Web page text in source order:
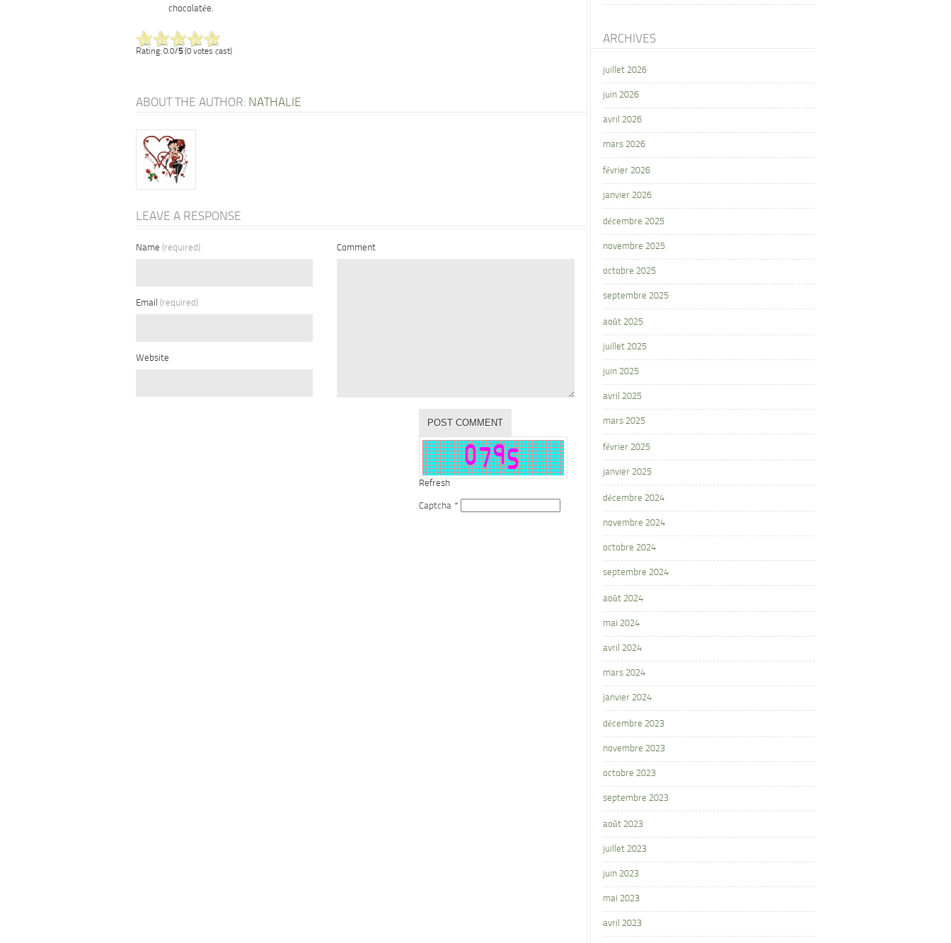
chocolatée.
Rating: 0.0/5(0 votes cast)
ABOUT THE AUTHOR: NATHALIE
LEAVE A RESPONSE
Name (required)
Email (required)
Website
Comment
Refresh
Captcha *
ARCHIVES
juillet 2026
juin 2026
avril 2026
mars 2026
février 2026
janvier 2026
décembre 2025
novembre 2025
octobre 2025
septembre 2025
août 2025
juillet 2025
juin 2025
avril 2025
mars 2025
février 2025
janvier 2025
décembre 2024
novembre 2024
octobre 2024
septembre 2024
août 2024
mai 2024
avril 2024
mars 2024
janvier 2024
décembre 2023
novembre 2023
octobre 2023
septembre 2023
août 2023
juillet 2023
juin 2023
mai 2023
avril 2023